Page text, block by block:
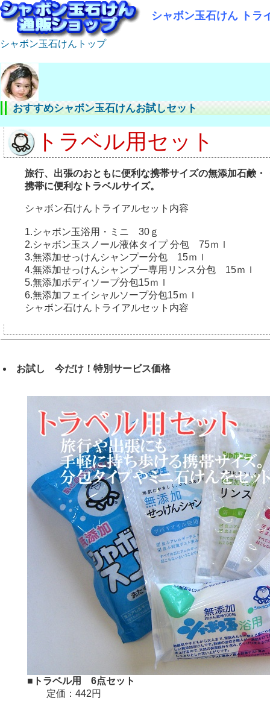
シャボン玉石けん トラ
シャボン玉石けんトップ
おすすめシャボン玉石けんお試しセット
トラベル用セット
旅行、出張のおともに便利な携帯サイズの無添加石鹸・
携帯に便利なトラベルサイズ。
シャボン石けんトライアルセット内容
1.シャボン玉浴用・ミニ 30ｇ
2.シャボン玉スノール液体タイプ 分包 75ｍｌ
3.無添加せっけんシャンプー分包 15ｍｌ
4.無添加せっけんシャンプー専用リンス分包 15ｍｌ
5.無添加ボディソープ分包15ｍｌ
6.無添加フェイシャルソープ分包15ｍｌ
シャボン石けんトライアルセット内容
お試し 今だけ！特別サービス価格
■ トラベル用 6点セット
定価：442円